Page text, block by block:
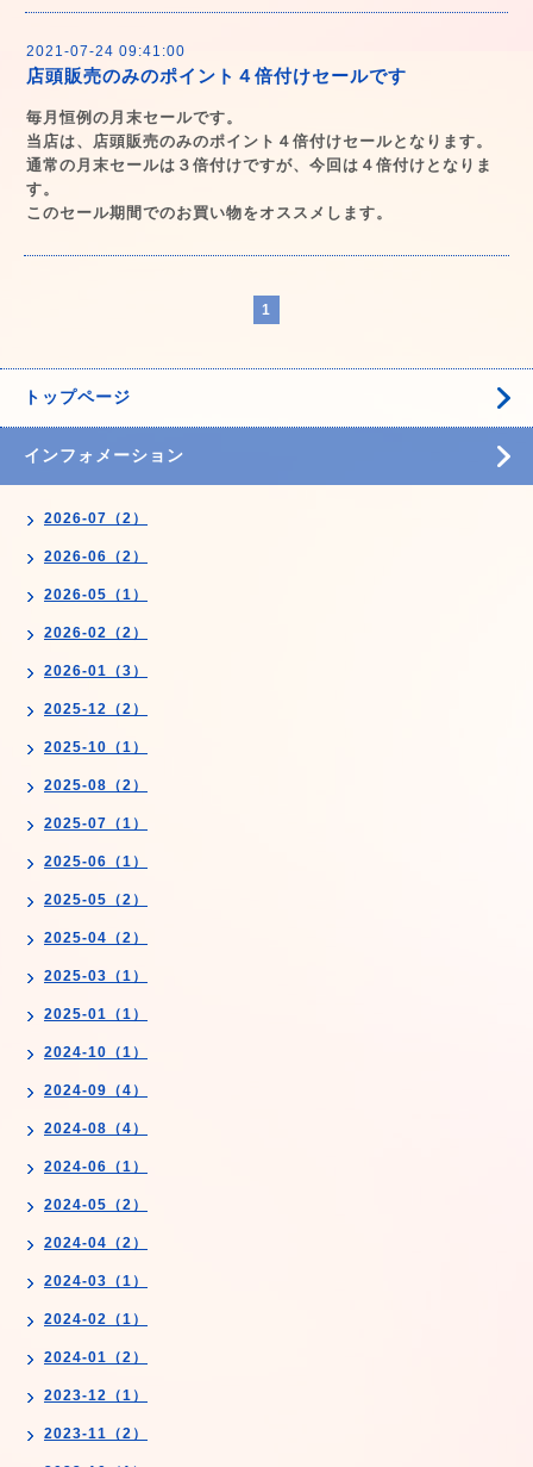
2021-07-24 09:41:00
店頭販売のみのポイント４倍付けセールです
毎月恒例の月末セールです。
当店は、店頭販売のみのポイント４倍付けセールとなります。
通常の月末セールは３倍付けですが、今回は４倍付けとなりま
す。
このセール期間でのお買い物をオススメします。
1
トップページ
インフォメーション
2026-07（2）
2026-06（2）
2026-05（1）
2026-02（2）
2026-01（3）
2025-12（2）
2025-10（1）
2025-08（2）
2025-07（1）
2025-06（1）
2025-05（2）
2025-04（2）
2025-03（1）
2025-01（1）
2024-10（1）
2024-09（4）
2024-08（4）
2024-06（1）
2024-05（2）
2024-04（2）
2024-03（1）
2024-02（1）
2024-01（2）
2023-12（1）
2023-11（2）